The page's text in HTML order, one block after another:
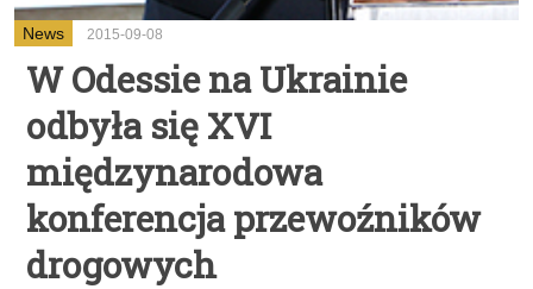
News 2015-09-08
W Odessie na Ukrainie
odbyła się XVI
międzynarodowa
konferencja przewoźników
drogowych